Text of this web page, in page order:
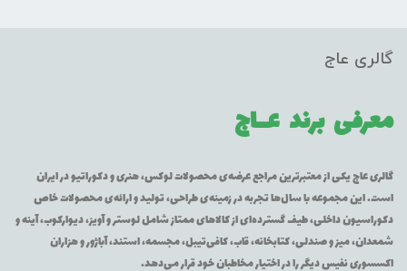
گالری عاج
معرفی برند عــاج
گالری عاج یکی از معتبرترین مراجع عرضه‌ی محصولات لوکس، هنری و دکوراتیو در ایران
است. این مجموعه با سال‌ها تجربه در زمینه‌ی طراحی، تولید و ارائه‌ی محصولات خاص
دکوراسیون داخلی، طیف گسترده‌ای از کالاهای ممتاز شامل لوستر و آویز، دیوارکوب، آینه و
شمعدان، میز و صندلی، کتابخانه، قاب، کافی‌تیبل، مجسمه، استند، آباژور و هزاران
اکسسوری نفیس دیگر را در اختیار مخاطبان خود قرار می‌دهد.